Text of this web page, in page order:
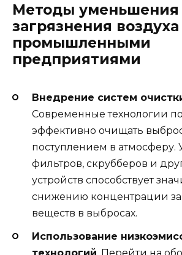
Методы уменьшения
загрязнения воздуха
промышленными
предприятиями
Внедрение систем
Современные технологии
эффективно очищать
поступлением в атмосферу.
фильтров, скрубберов и
устройств способствует
снижению концентрации
веществ в выбросах.
Использование